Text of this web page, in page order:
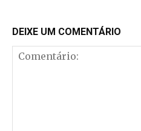
DEIXE UM COMENTÁRIO